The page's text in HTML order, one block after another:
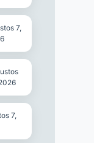
7,
7,